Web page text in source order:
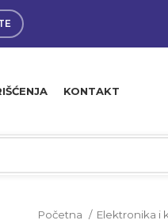
KONTAKT
Početna Elektronika i